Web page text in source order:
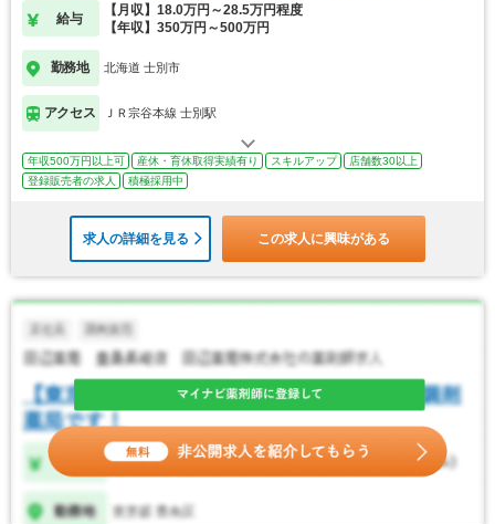
給与
【月収】18.0万円～28.5万円程度
【年収】350万円～500万円
勤務地 北海道 士別市
アクセス ＪＲ宗谷本線 士別駅
年収500万円以上可 産休・育休取得実績有り スキルアップ
店舗数30以上
登録販売者の求人
積極採用中
求人の詳細を見る この求人に興味がある